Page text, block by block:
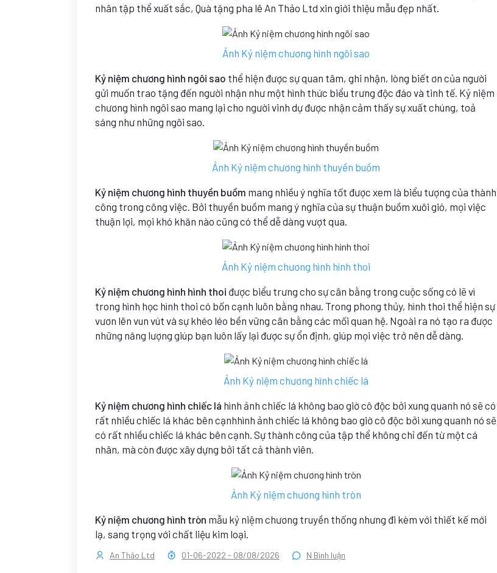
nhân tập thể xuất sắc, Quà tặng pha lê An Thảo Ltd xin giới thiệu mẫu đẹp nhất.
Ảnh Kỷ niệm chương hình ngôi sao
Kỷ niệm chương hình ngôi sao thể hiện được sự quan tâm, ghi nhận, lòng biết ơn của người
gửi muốn trao tặng đến người nhận như một hình thức biểu trưng độc đáo và tinh tế. Kỷ niệm
chương hình ngôi sao mang lại cho người vinh dự được nhận cảm thấy sự xuất chúng, toả
sáng như những ngôi sao.
Ảnh Kỷ niệm chương hình thuyền buồm
Kỷ niệm chương hình thuyền buồm mang nhiều ý nghĩa tốt được xem là biểu tượng của thành
công trong công việc. Bởi thuyền buồm mang ý nghĩa của sự thuận buồm xuôi gió, mọi việc
thuận lợi, mọi khó khăn nào cũng có thể dễ dàng vượt qua.
Ảnh Kỷ niệm chương hình hình thoi
Kỷ niệm chương hình hình thoi được biểu trưng cho sự cân bằng trong cuộc sống có lẽ vì
trong hình học hình thoi có bốn cạnh luôn bằng nhau. Trong phong thủy, hình thoi thể hiện sự
vươn lên vun vút và sự khéo léo bền vững cân bằng các mối quan hệ. Ngoài ra nó tạo ra được
những năng lượng giúp bạn luôn lấy lại được sự ổn định, giúp mọi việc trở nên dễ dàng.
Ảnh Kỷ niệm chương hình chiếc lá
Kỷ niệm chương hình chiếc lá hình ảnh chiếc lá không bao giờ cô độc bởi xung quanh nó sẽ có
rất nhiều chiếc lá khác bên cạnhhình ảnh chiếc lá không bao giờ cô độc bởi xung quanh nó sẽ
có rất nhiều chiếc lá khác bên cạnh. Sự thành công của tập thể không chỉ đến từ một cá
nhân, mà còn được xây dựng bởi tất cả thành viên.
Ảnh Kỷ niệm chương hình tròn
Kỷ niệm chương hình tròn mẫu kỷ niệm chương truyền thống nhưng đi kèm với thiết kế mới
lạ, sang trọng với chất liệu kim loại.
An Thảo Ltd 01-06-2022 - 08/08/2026 N Bình luận